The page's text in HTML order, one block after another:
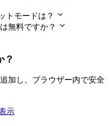
トモードは？
無料ですか？
？
加し、ブラウザー内で安全
示